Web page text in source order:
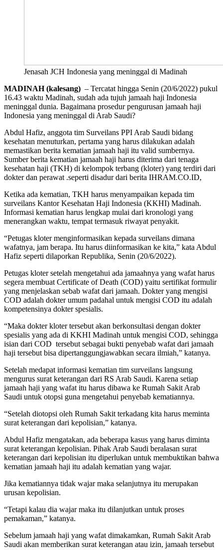
Jenasah JCH Indonesia yang meninggal di Madinah
MADINAH (kalesang) – Tercatat hingga Senin (20/6/2022) pukul
16.43 waktu Madinah, sudah ada tujuh jamaah haji Indonesia
meninggal dunia. Bagaimana prosedur pengurusan jamaah haji
Indonesia yang meninggal di Arab Saudi?
Abdul Hafiz, anggota tim Surveilans PPI Arab Saudi bidang
kesehatan menuturkan, pertama yang harus dilakukan adalah
memastikan berita kematian jamaah haji itu valid sumbernya.
Sumber berita kematian jamaah haji harus diterima dari tenaga
kesehatan haji (TKH) di kelompok terbang (kloter) yang terdiri dari
dokter dan perawat .seperti disadur dari berita IHRAM.CO.ID,
Ketika ada kematian, TKH harus menyampaikan kepada tim
surveilans Kantor Kesehatan Haji Indonesia (KKHI) Madinah.
Informasi kematian harus lengkap mulai dari kronologi yang
menerangkan waktu, tempat termasuk riwayat penyakit.
“Petugas kloter menginformasikan kepada surveilans dimana
wafatnya, jam berapa. Itu harus diinformasikan ke kita,” kata Abdul
Hafiz seperti dilaporkan Republika, Senin (20/6/2022).
Petugas kloter setelah mengetahui ada jamaahnya yang wafat harus
segera membuat Certificate of Death (COD) yaitu sertifikat formulir
yang menjelaskan sebab wafat dari jamaah. Dokter yang mengisi
COD adalah dokter umum padahal untuk mengisi COD itu adalah
kompetensinya dokter spesialis.
“Maka dokter kloter tersebut akan berkonsultasi dengan dokter
spesialis yang ada di KKHI Madinah untuk mengisi COD, sehingga
isian dari COD tersebut sebagai bukti penyebab wafat dari jamaah
haji tersebut bisa dipertanggungjawabkan secara ilmiah,” katanya.
Setelah medapat informasi kematian tim surveilans langsung
mengurus surat keterangan dari RS Arab Saudi. Karena setiap
jamaah haji yang wafat itu harus dibawa ke Rumah Sakit Arab
Saudi untuk otopsi guna mengetahui penyebab kematiannya.
“Setelah diotopsi oleh Rumah Sakit terkadang kita harus meminta
surat keterangan dari kepolisian,” katanya.
Abdul Hafiz mengatakan, ada beberapa kasus yang harus diminta
surat keterangan kepolisian. Pihak Arab Saudi beralasan surat
keterangan dari kepolisian itu diperlukan untuk membuktikan bahwa
kematian jamaah haji itu adalah kematian yang wajar.
Jika kematiannya tidak wajar maka selanjutnya itu merupakan
urusan kepolisian.
“Tetapi kalau dia wajar maka itu dilanjutkan untuk proses
pemakaman,” katanya.
Sebelum jamaah haji yang wafat dimakamkan, Rumah Sakit Arab
Saudi akan memberikan surat keterangan atau izin, jamaah tersebut